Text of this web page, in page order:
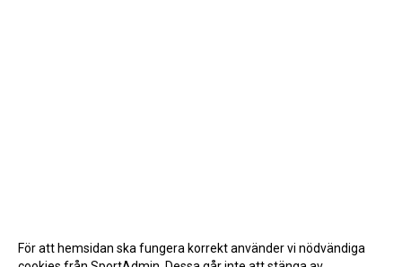
För att hemsidan ska fungera korrekt använder vi nödvändiga